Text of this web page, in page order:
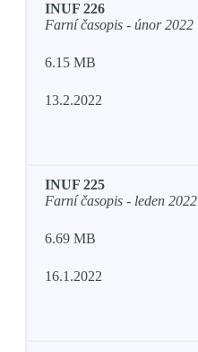
INUF 226
Farní časopis - únor 2022
6.15 MB
13.2.2022
INUF 225
Farní časopis - leden 2022
6.69 MB
16.1.2022